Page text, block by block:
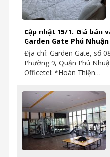
Cập nhật 15/1: Giá bán
Garden Gate Phú Nhuận
Địa chỉ: Garden Gate, số
Phường 9, Quận Phú
Officetel: *Hoàn Thiện…